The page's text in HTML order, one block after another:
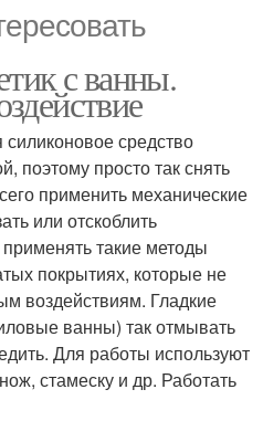
с ванны.
средство
поэтому просто так снять
применить механические
или отскоблить
такие методы
покрытиях, которые не
воздействиям. Гладкие
ванны) так отмывать
Для работы используют
стамеску и др. Работать